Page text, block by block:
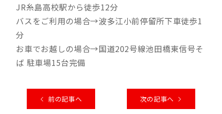
JR糸島高校駅から徒歩12分
バスをご利用の場合→波多江小前停留所下車徒歩1
分
お車でお越しの場合→国道202号線池田橋東信号そ
ば 駐車場15台完備
前の記事へ 次の記事へ